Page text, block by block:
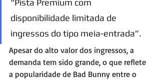
“Pista Premium com
disponibilidade limitada de
ingressos do tipo meia-entrada”.
Apesar do alto valor dos ingressos, a
demanda tem sido grande, o que reflete
a popularidade de Bad Bunny entre o